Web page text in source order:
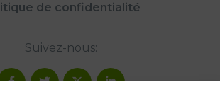
de confidentialité
Suivez-nous: